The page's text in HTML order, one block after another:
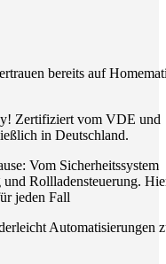
bereits auf
Zertifiziert vom VDE und
in Deutschland.
Vom Sicherheitssystem
Rollladensteuerung.
jeden Fall
Automatisierungen